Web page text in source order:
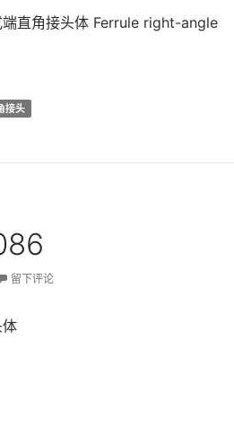
直角接头体 Ferrule right-angle
接头
留下评论